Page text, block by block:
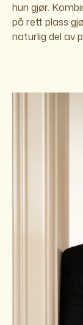
hun gjør.
på rett plass
naturlig del av